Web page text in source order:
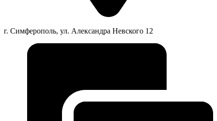
г. Симферополь, ул. Александра Невского 12